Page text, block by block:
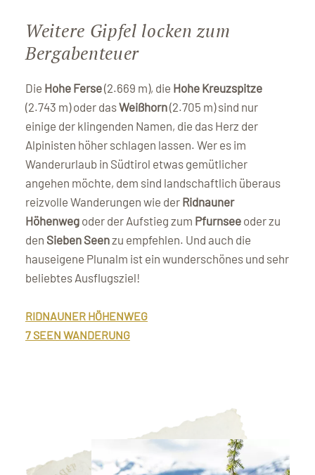
Weitere Gipfel locken zum
Bergabenteuer
Die Hohe Ferse(2.669 m), die Hohe Kreuzspitze
(2.743 m) oder dasWeißhorn(2.705 m) sind nur
einige der klingenden Namen, die das Herz der
Alpinisten höher schlagen lassen. Wer es im
Wanderurlaub in Südtirol etwas gemütlicher
angehen möchte, dem sind landschaftlich überaus
reizvolle Wanderungen wie der Ridnauner
Höhenweg oder der Aufstieg zum Pfurnsee oder zu
den Sieben Seenzu empfehlen. Und auch die
hauseigene Plunalm ist ein wunderschönes und sehr
beliebtes Ausflugsziel!
RIDNAUNER HÖHENWEG
7 SEEN WANDERUNG